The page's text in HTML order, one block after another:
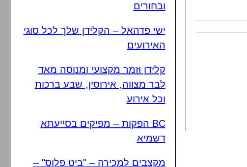
ובחורים
ישי פדהאל – הקלידן שלך לכל סוגי
האירועים
קלידן וזמר מקצועי ומנוסה מאד
לבר מצווה, אירוסין, שבע ברכות
וכל אירוע
BC הפקות – מפיקים בסייעתא
דשמיא
מקצבים למכירה – "ביט פלוס" –